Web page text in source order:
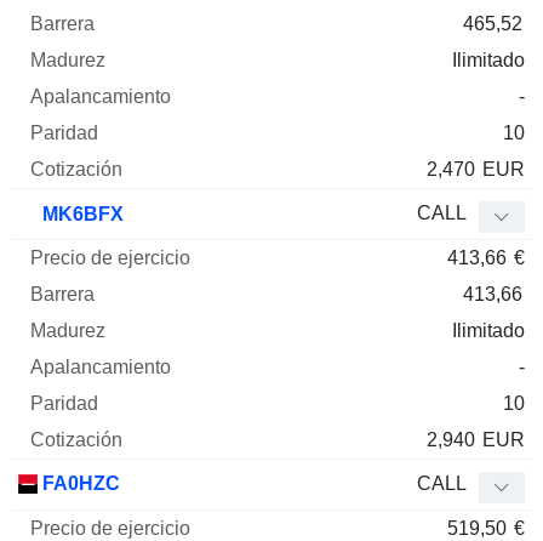
465,52
Ilimitado
-
10
2,470 EUR
MK6BFX CALL
413,66 €
413,66
Ilimitado
-
10
2,940 EUR
FA0HZC CALL
519,50 €